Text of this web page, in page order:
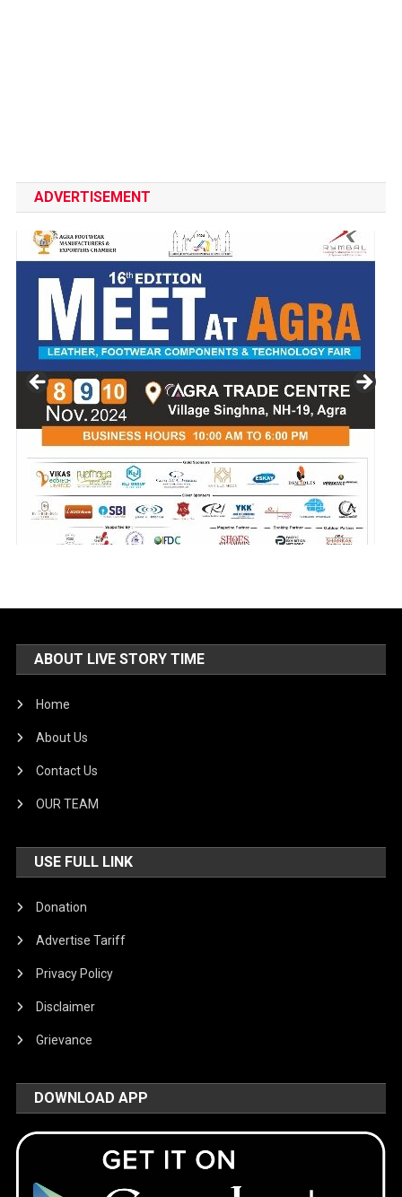
ADVERTISEMENT
ABOUT LIVE STORY TIME
Home
About Us
Contact Us
OUR TEAM
USE FULL LINK
Donation
Advertise Tariff
Privacy Policy
Disclaimer
Grievance
DOWNLOAD APP